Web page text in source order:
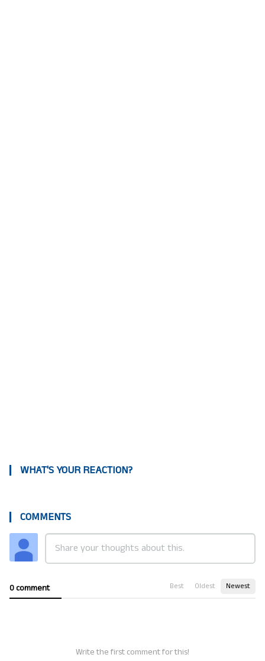
WHAT'S YOUR REACTION?
COMMENTS
0 comment Best Oldest Newest
Write the first comment for this!